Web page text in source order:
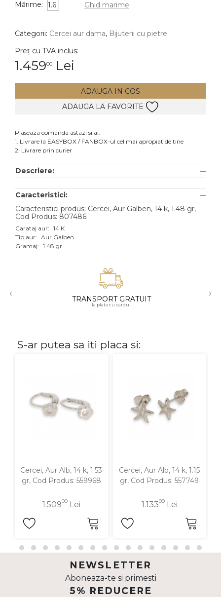
DIAMANTE Vezi toate
Cercei
Accesorii
Aur alb
Aur roz
Aur mixt
18K
Mărime: 1.6 Ghid marime
Categorii: Cercei aur dama, Bijuterii cu pietre
Preț cu TVA inclus:
1.45900 Lei
ADAUGA IN COS
ADAUGA LA FAVORITE
Plaseaza comanda astazi si ai:
1. Livrare la EASYBOX / FANBOX-ul cel mai apropiat de tine
2. Livrare prin curier
Descriere:
Caracteristici:
Caracteristici produs: Cercei, Aur Galben, 14 k, 1.48 gr,
Cod Produs: 807486
Carataj aur: 14 K
Tip aur: Aur Galben
Gramaj: 1.48 gr
‹ TRANSPORT GRATUIT
la plata cu cardul
›
S-ar putea sa iti placa si:
Cercei, Aur Alb, 14 k, 1.53
gr, Cod Produs: 559968
1.50900Lei
Cercei, Aur Alb, 14 k, 1.15
gr, Cod Produs: 557749
1.13399Lei
NEWSLETTER
Aboneaza-te si primesti
5% REDUCERE